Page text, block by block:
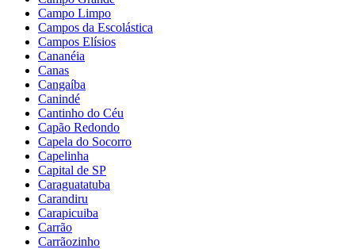
Campo Limpo
Campos da Escolástica
Campos Elísios
Cananéia
Canas
Cangaíba
Canindé
Cantinho do Céu
Capão Redondo
Capela do Socorro
Capelinha
Capital de SP
Caraguatatuba
Carandiru
Carapicuiba
Carrão
Carrãozinho